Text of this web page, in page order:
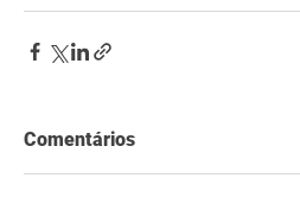
Comentários